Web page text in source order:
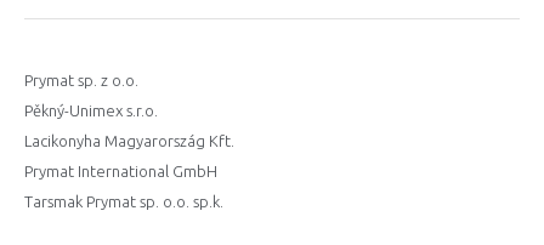
Prymat sp. z o.o.
Pěkný-Unimex s.r.o.
Lacikonyha Magyarország Kft.
Prymat International GmbH
Tarsmak Prymat sp. o.o. sp.k.